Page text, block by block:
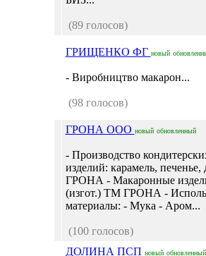
(89 голосов)
ГРИЩЕНКО ФГ новый
- Виробництво макарон...
(98 голосов)
ГРОНА ООО новый обновленный
- Производство
изделий: карамель,
ГРОНА - Макаронные
(изгот.) ТМ ГРОНА -
материалы: - Мука - Аром...
(100 голосов)
ДОЛИНА ПСП новый обновленный